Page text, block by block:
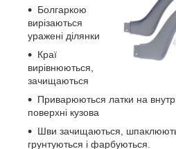
Болгаркою
вирізаються
уражені ділянки
Краї
вирівнюються,
зачищаються
Приварюються латки на
поверхні кузова
Шви зачищаються,
грунтуються і фарбуються.